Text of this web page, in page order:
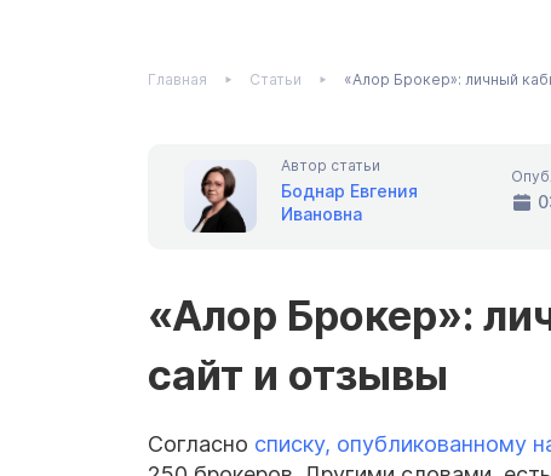
Главная Статьи «Алор Брокер»: личный
Автор статьи
Боднар Евгения
Ивановна
«Алор Брокер»:
сайт и отзывы
Согласно списку, опубликованному